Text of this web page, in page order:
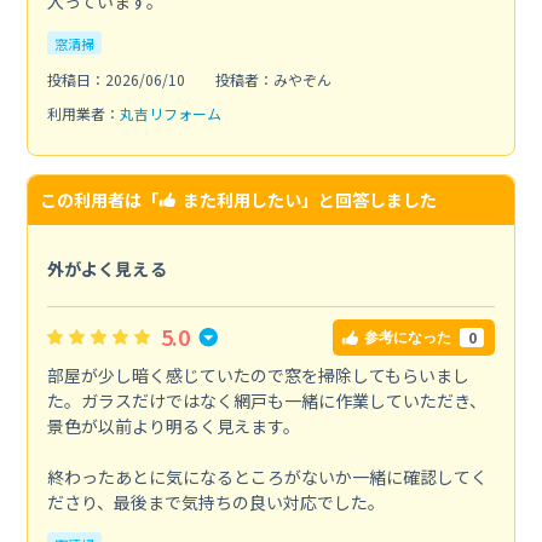
窓清掃
投稿日：2026/06/10
投稿者：みやぞん
利用業者： 丸吉リフォーム
この利用者は「 また利用したい」と回答しました
外がよく見える
5.0 参考になった 0
部屋が少し暗く感じていたので窓を掃除してもらいまし
た。ガラスだけではなく網戸も一緒に作業していただき、
景色が以前より明るく見えます。
終わったあとに気になるところがないか一緒に確認してく
ださり、最後まで気持ちの良い対応でした。